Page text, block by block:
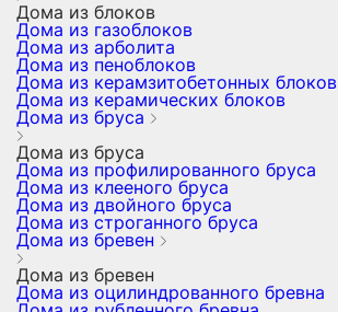
Дома из блоков
Дома из газоблоков
Дома из арболита
Дома из пеноблоков
Дома из керамзитобетонных блоков
Дома из керамических блоков
Дома из бруса
Дома из бруса
Дома из профилированного бруса
Дома из клееного бруса
Дома из двойного бруса
Дома из строганного бруса
Дома из бревен
Дома из бревен
Дома из оцилиндрованного бревна